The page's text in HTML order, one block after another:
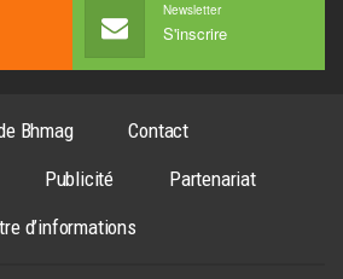
Newsletter
S'inscrire
Bhmag
Contact
Publicité
Partenariat
d’informations